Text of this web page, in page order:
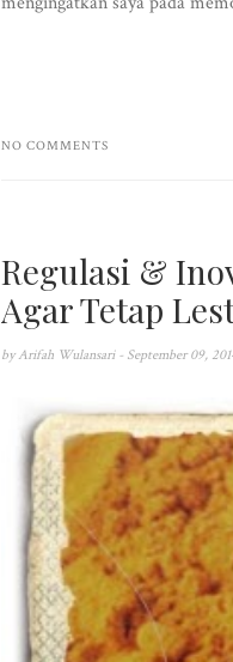
NO COMMENTS
Regulasi &
Agar Tetap
by Arifah Wulansari - September 09,